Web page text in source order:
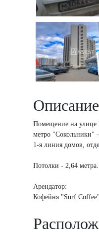
Описание
Помещение на улице
метро "Сокольники"
1-я линия домов,
Потолки - 2,64
Арендатор:
Кофейня "Surf